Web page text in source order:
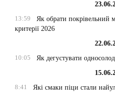
13:59
Як обрати покрівельний
критерії 2026
10:05
Як дегустувати
8:41
Які смаки піци стали